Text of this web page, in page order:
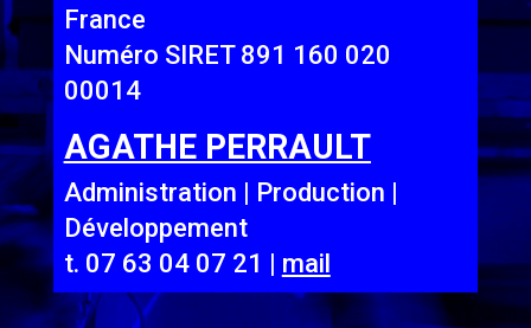
France
Numéro SIRET 891 160 020
00014
AGATHE PERRAULT
Administration | Production |
Développement
t. 07 63 04 07 21 | mail